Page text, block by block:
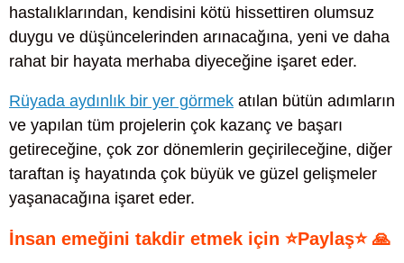
hastalıklarından, kendisini kötü hissettiren olumsuz
duygu ve düşüncelerinden arınacağına, yeni ve daha
rahat bir hayata merhaba diyeceğine işaret eder.
Rüyada aydınlık bir yer görmek atılan bütün adımların
ve yapılan tüm projelerin çok kazanç ve başarı
getireceğine, çok zor dönemlerin geçirileceğine, diğer
taraftan iş hayatında çok büyük ve güzel gelişmeler
yaşanacağına işaret eder.
İnsan emeğini takdir etmek için ⭐Paylaş⭐ 🙏